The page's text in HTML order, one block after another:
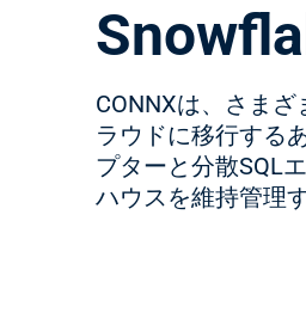
CONNXは、さま
ラウドに移行する
プターと分散SQL
ハウスを維持管理